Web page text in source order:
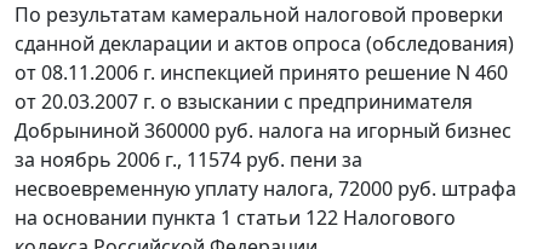
По результатам камеральной налоговой проверки
сданной декларации и актов опроса (обследования)
от 08.11.2006 г. инспекцией принято решение N 460
от 20.03.2007 г. о взыскании с предпринимателя
Добрыниной 360000 руб. налога на игорный бизнес
за ноябрь 2006 г., 11574 руб. пени за
несвоевременную уплату налога, 72000 руб. штрафа
на основании пункта 1 статьи 122 Налогового